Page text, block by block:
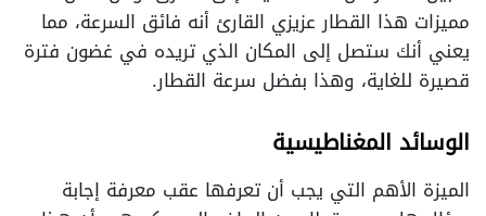
مميزات هذا القطار عزيزي القارئ أنه فائق السرعة، مما
يعني أنك ستصل إلى المكان الذي تريده في غضون فترة
قصيرة للغاية، وهذا بفضل سرعة القطار.
الوسائد المغناطيسية
الميزة الأهم التي يجب أن تعرفها عقب معرفة إجابة